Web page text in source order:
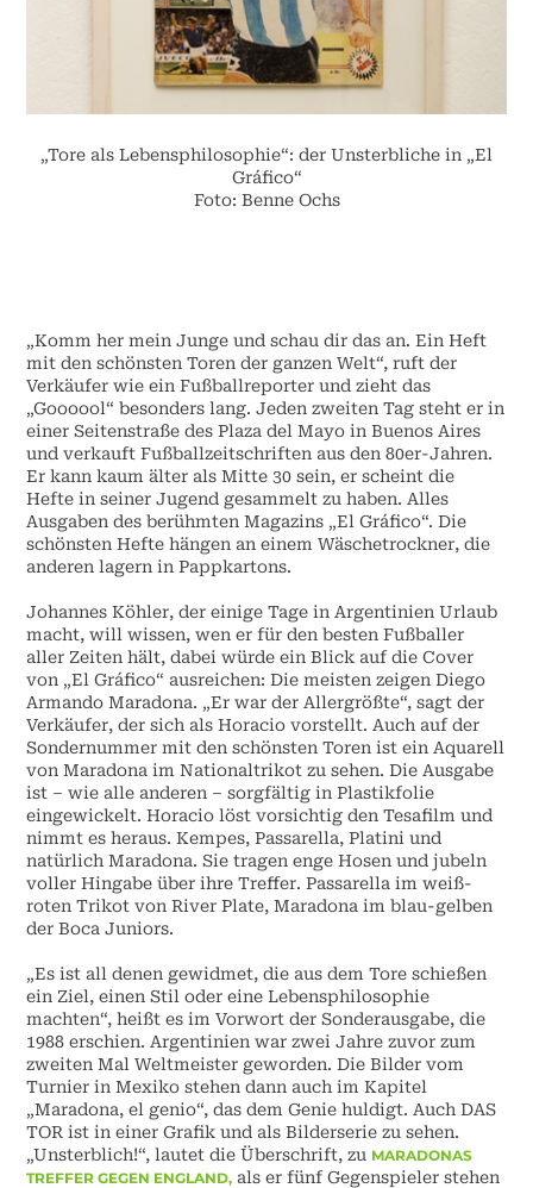
„Tore als Lebensphilosophie“: der Unsterbliche in „El
Gráfico“
Foto: Benne Ochs
„Komm her mein Junge und schau dir das an. Ein Heft
mit den schönsten Toren der ganzen Welt“, ruft der
Verkäufer wie ein Fußballreporter und zieht das
„Goooool“ besonders lang. Jeden zweiten Tag steht er in
einer Seitenstraße des Plaza del Mayo in Buenos Aires
und verkauft Fußballzeitschriften aus den 80er-Jahren.
Er kann kaum älter als Mitte 30 sein, er scheint die
Hefte in seiner Jugend gesammelt zu haben. Alles
Ausgaben des berühmten Magazins „El Gráfico“. Die
schönsten Hefte hängen an einem Wäschetrockner, die
anderen lagern in Pappkartons.
Johannes Köhler, der einige Tage in Argentinien Urlaub
macht, will wissen, wen er für den besten Fußballer
aller Zeiten hält, dabei würde ein Blick auf die Cover
von „El Gráfico“ ausreichen: Die meisten zeigen Diego
Armando Maradona. „Er war der Allergrößte“, sagt der
Verkäufer, der sich als Horacio vorstellt. Auch auf der
Sondernummer mit den schönsten Toren ist ein Aquarell
von Maradona im Nationaltrikot zu sehen. Die Ausgabe
ist – wie alle anderen – sorgfältig in Plastikfolie
eingewickelt. Horacio löst vorsichtig den Tesafilm und
nimmt es heraus. Kempes, Passarella, Platini und
natürlich Maradona. Sie tragen enge Hosen und jubeln
voller Hingabe über ihre Treffer. Passarella im weiß-
roten Trikot von River Plate, Maradona im blau-gelben
der Boca Juniors.
„Es ist all denen gewidmet, die aus dem Tore schießen
ein Ziel, einen Stil oder eine Lebensphilosophie
machten“, heißt es im Vorwort der Sonderausgabe, die
1988 erschien. Argentinien war zwei Jahre zuvor zum
zweiten Mal Weltmeister geworden. Die Bilder vom
Turnier in Mexiko stehen dann auch im Kapitel
„Maradona, el genio“, das dem Genie huldigt. Auch DAS
TOR ist in einer Grafik und als Bilderserie zu sehen.
„Unsterblich!“, lautet die Überschrift, zu MARADONAS
TREFFER GEGEN ENGLAND, als er fünf Gegenspieler stehen